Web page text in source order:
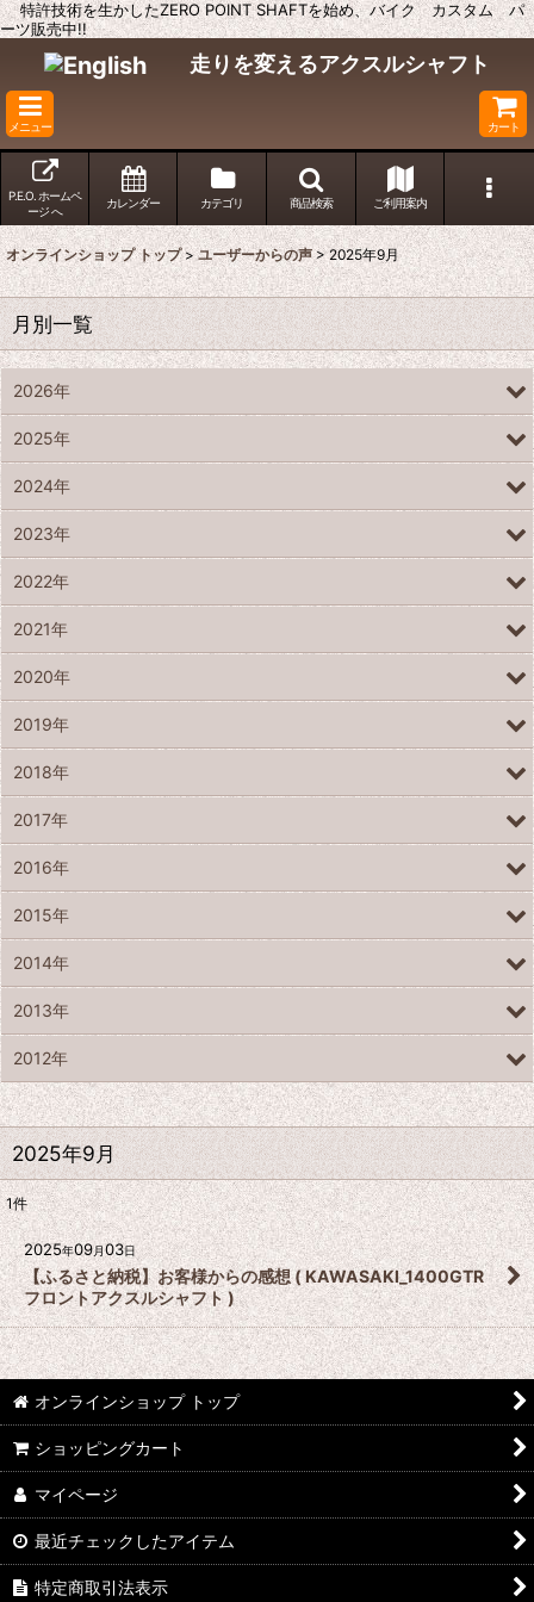
特許技術を生かしたZERO POINT SHAFTを始め、バイク カスタム パ
ーツ販売中!!
走りを変えるアクスルシャフト
メニュー カート
P.E.O. ホームペ
ージ へ
カレンダー カテゴリ 商品検索 ご利用案内
オンラインショップ トップ > ユーザーからの声 > 2025年9月
2025年9月
1件
2025年09月03日
【ふるさと納税】お客様からの感想 ( KAWASAKI_1400GTR
フロントアクスルシャフト )
月別一覧
2026年
2025年
2024年
2023年
2022年
2021年
2020年
2019年
2018年
2017年
2016年
2015年
2014年
2013年
2012年
オンラインショップ トップ
ショッピングカート
マイページ
最近チェックしたアイテム
特定商取引法表示